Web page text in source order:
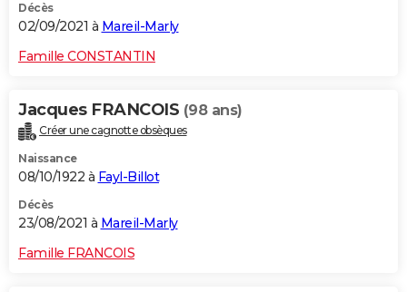
Décès
02/09/2021 à Mareil-Marly
Famille CONSTANTIN
Jacques FRANCOIS (98 ans)
Créer une cagnotte obsèques
Naissance
08/10/1922 à Fayl-Billot
Décès
23/08/2021 à Mareil-Marly
Famille FRANCOIS